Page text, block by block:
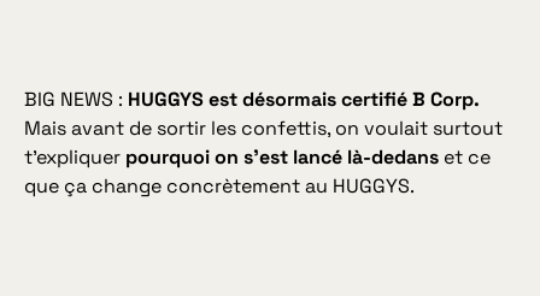
BIG NEWS : HUGGYS est désormais certifié B Corp.
Mais avant de sortir les confettis, on voulait surtout
t’expliquer pourquoi on s’est lancé là-dedanset ce
que ça change concrètement au HUGGYS.